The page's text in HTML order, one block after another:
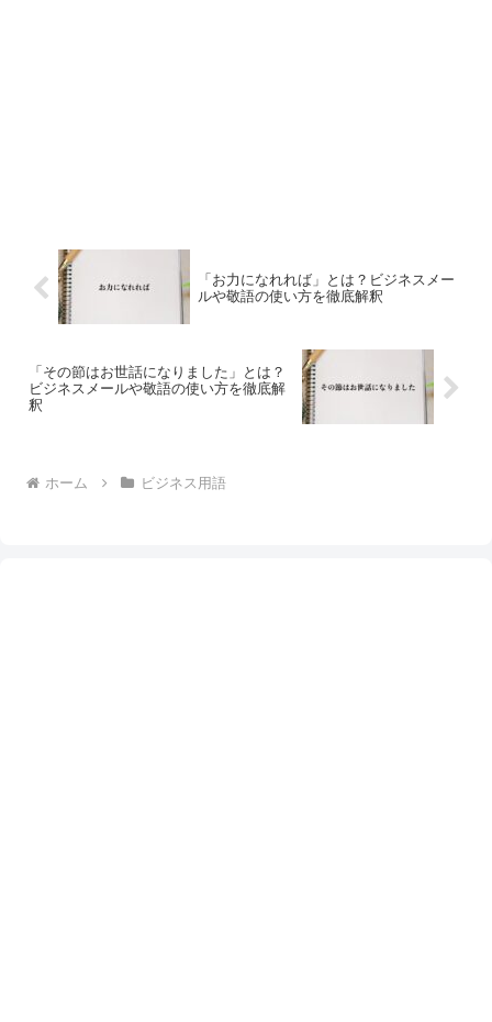
「お力になれれば」とは？ビジネスメー
ルや敬語の使い方を徹底解釈
「その節はお世話になりました」とは？
ビジネスメールや敬語の使い方を徹底解
釈
ホーム ビジネス用語